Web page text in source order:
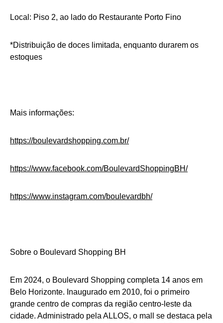
Local: Piso 2, ao lado do Restaurante Porto Fino
*Distribuição de doces limitada, enquanto durarem os
estoques
Mais informações:
https://boulevardshopping.com.br/
https://www.facebook.com/BoulevardShoppingBH/
https://www.instagram.com/boulevardbh/
Sobre o Boulevard Shopping BH
Em 2024, o Boulevard Shopping completa 14 anos em
Belo Horizonte. Inaugurado em 2010, foi o primeiro
grande centro de compras da região centro-leste da
cidade. Administrado pela ALLOS, o mall se destaca pela